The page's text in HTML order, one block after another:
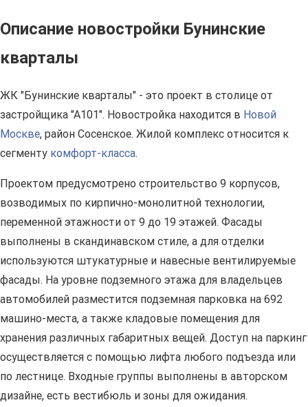
Описание новостройки Бунинские
кварталы
ЖК "Бунинские кварталы" - это проект в столице от
застройщика "А101". Новостройка находится в Новой
Москве, район Сосенское. Жилой комплекс относится к
сегменту комфорт-класса.
Проектом предусмотрено строительство 9 корпусов,
возводимых по кирпично-монолитной технологии,
переменной этажности от 9 до 19 этажей. Фасады
выполнены в скандинавском стиле, а для отделки
используются штукатурные и навесные вентилируемые
фасады. На уровне подземного этажа для владельцев
автомобилей разместится подземная парковка на 692
машино-места, а также кладовые помещения для
хранения различных габаритных вещей. Доступ на паркинг
осуществляется с помощью лифта любого подъезда или
по лестнице. Входные группы выполнены в авторском
дизайне, есть вестибюль и зоны для ожидания.